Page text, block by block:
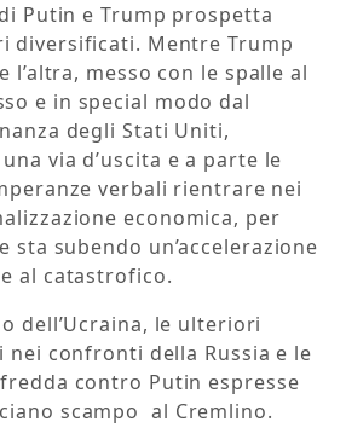
Putin e Trump prospetta
diversificati. Mentre Trump
l’altra, messo con le spalle al
e in special modo dal
degli Stati Uniti,
via d’uscita e a parte le
verbali rientrare nei
economica, per
sta subendo un’accelerazione
al catastrofico.
dell’Ucraina, le ulteriori
confronti della Russia e le
contro Putin espresse
scampo al Cremlino.